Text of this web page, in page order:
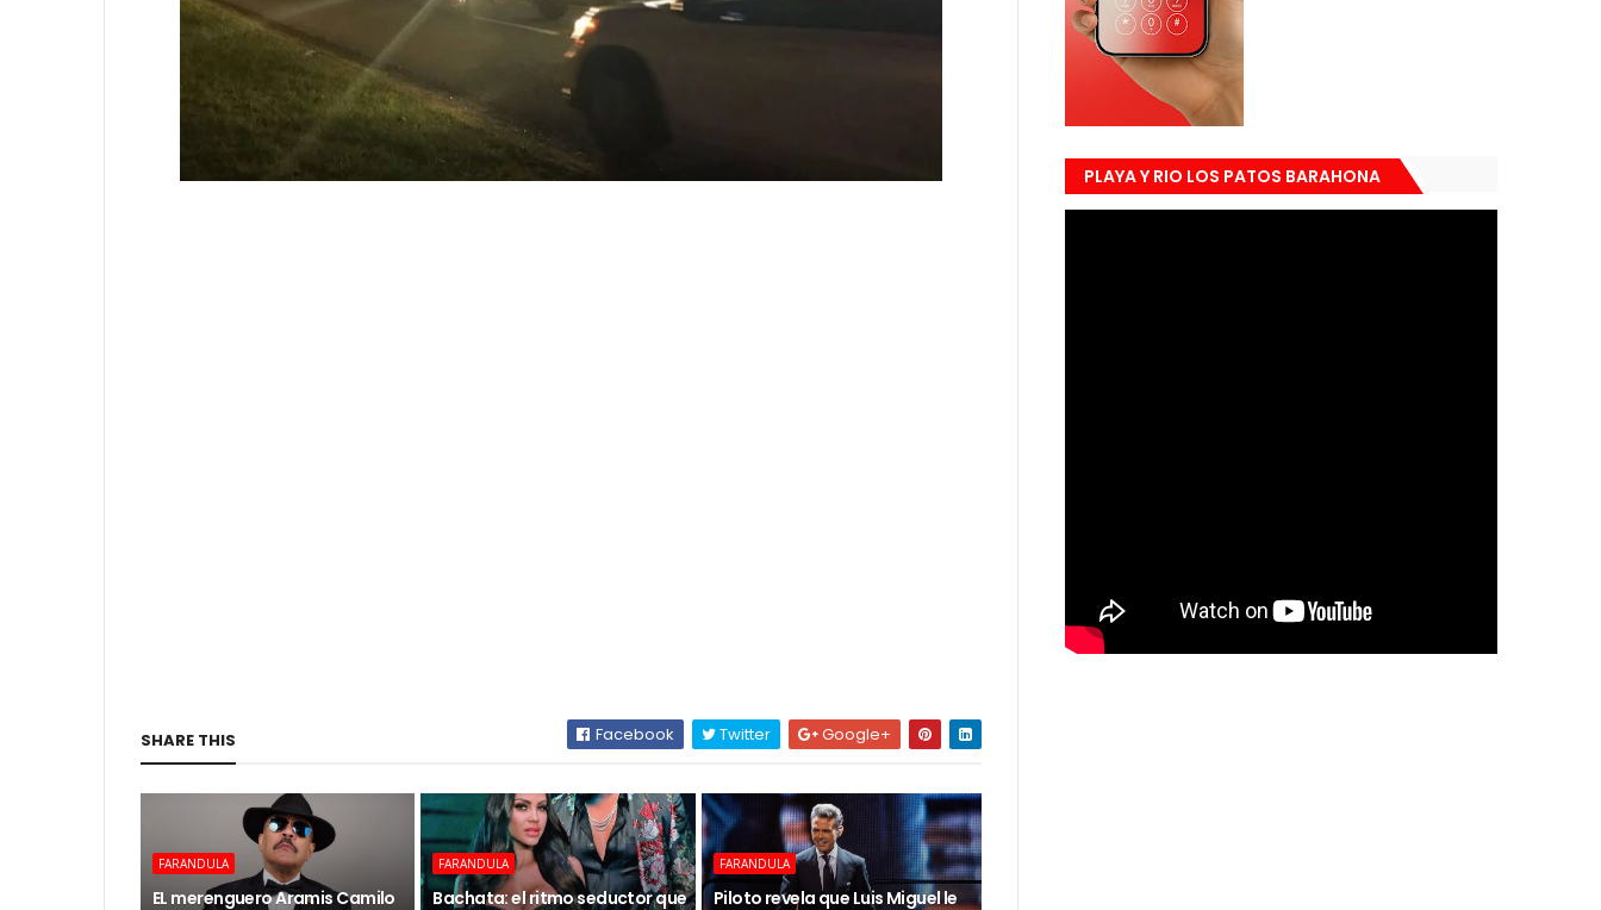
SHARE THIS Facebook Twitter Google+
FARANDULA
EL merenguero Aramis Camilo
FARANDULA
Bachata: el ritmo seductor que
FARANDULA
Piloto revela que Luis Miguel le
PLAYA Y RIO LOS PATOS BARAHONA